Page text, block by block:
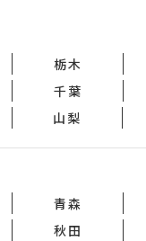
栃木
千葉
山梨
青森
秋田